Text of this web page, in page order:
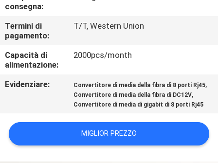
QUALITÀ
CONTATTICI
MAPPA
consegna:
Termini di
pagamento:
T/T, Western Union
Capacità di
alimentazione:
2000pcs/month
Evidenziare: Convertitore di media della fibra di 8 porti Rj45,
Convertitore di media della fibra di DC12V,
Convertitore di media di gigabit di 8 porti Rj45
MIGLIOR PREZZO